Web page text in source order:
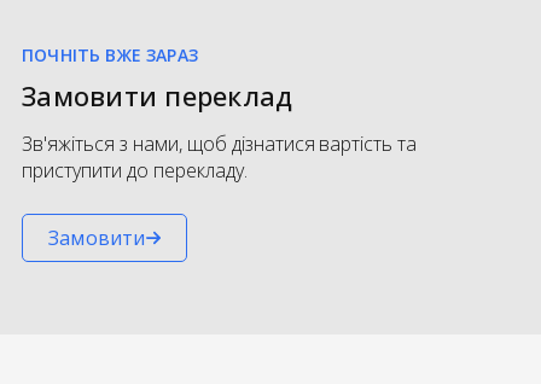
ПОЧНІТЬ ВЖЕ ЗАРАЗ
Замовити переклад
Зв'яжіться з нами, щоб дізнатися вартість та
приступити до перекладу.
Замовити